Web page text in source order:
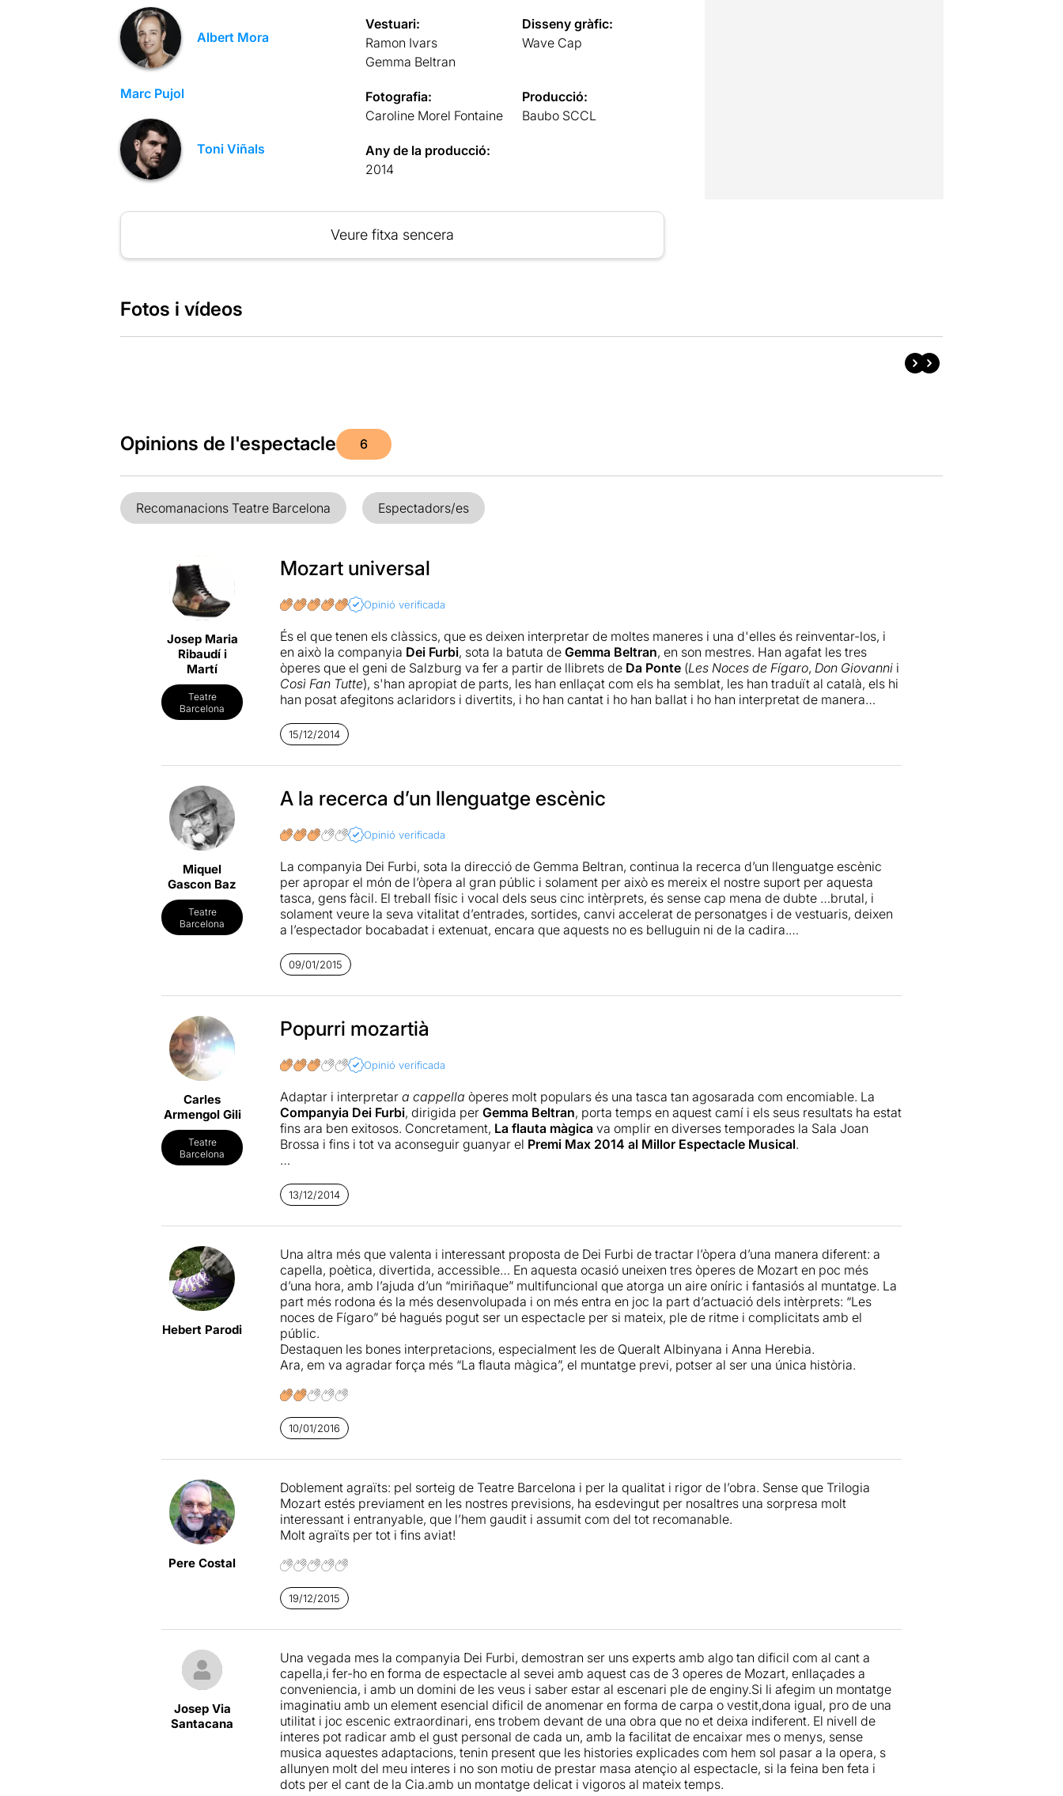
Albert Mora
Marc Pujol
Toni Viñals
Vestuari:
Ramon Ivars
Gemma Beltran
Disseny gràfic:
Wave Cap
Fotografia:
Caroline Morel Fontaine
Producció:
Baubo SCCL
Any de la producció:
2014
Veure fitxa sencera
Fotos i vídeos
Opinions de l'espectacle 6
Recomanacions Teatre Barcelona Espectadors/es
Josep Maria
Ribaudí i
Martí
Teatre
Barcelona
Mozart universal
Opinió verificada
És el que tenen els clàssics, que es deixen interpretar de moltes maneres i una d'elles és reinventar-los, i
en això la companyia Dei Furbi, sota la batuta de Gemma Beltran, en son mestres. Han agafat les tres
òperes que el geni de Salzburg va fer a partir de llibrets de Da Ponte(Les Noces de Fígaro, Don Giovanni i
Così Fan Tutte), s'han apropiat de parts, les han enllaçat com els ha semblat, les han traduït al català, els hi
han posat afegitons aclaridors i divertits, i ho han cantat i ho han ballat i ho han interpretat de manera
cagui una independència, però la política és una altra mena de teatre.
Llegiu-ne més.
15/12/2014
Miquel
Gascon Baz
Teatre
Barcelona
A la recerca d’un llenguatge escènic
Opinió verificada
La companyia Dei Furbi, sota la direcció de Gemma Beltran, continua la recerca d’un llenguatge escènic
per apropar el món de l’òpera al gran públic i solament per això es mereix el nostre suport per aquesta
tasca, gens fàcil. El treball físic i vocal dels seus cinc intèrprets, és sense cap mena de dubte …brutal, i
solament veure la seva vitalitat d’entrades, sortides, canvi accelerat de personatges i de vestuaris, deixen
a l’espectador bocabadat i extenuat, encara que aquests no es belluguin ni de la cadira.
Malauradament el que menys em va agradar va ser l’espectacle en si. La resta de la meva crónica
09/01/2015
Carles
Armengol Gili
Teatre
Barcelona
Popurri mozartià
Opinió verificada
Adaptar i interpretar a cappella òperes molt populars és una tasca tan agosarada com encomiable. La
Companyia Dei Furbi, dirigida per Gemma Beltran, porta temps en aquest camí i els seus resultats ha estat
fins ara ben exitosos. Concretament, La flauta màgica va omplir en diverses temporades la Sala Joan
Brossa i fins i tot va aconseguir guanyar el Premi Max 2014 al Millor Espectacle Musical.
òperes deMozart
compondre sobre llibrets de Lorenzo Da Ponte, que molts han intentat agrupar com a trilogia tot i que
Giovanniés d'una complexitat musical i d'un pès argumental molt més sòlids que els deCosi fan tuttei
s'acaba trencant molt aviat. El resultat final és un popurri mozartià farcit de moments enginyosos i divertits,
entre els que destaca el repàs argumental sencer a Les noces de Figaro.
Tot i aquesta sensació de retalls que es percep mentre es contempla l'espectacle, cal reconèixer un
magnífic i exigent treball de tot l'equip artístic. I per últim, ressaltar una qüestió gens trivial: la infinitat de
recursos que dóna la faldilla escenogràfica ideada per
13/12/2014
Hebert Parodi
Una altra més que valenta i interessant proposta de Dei Furbi de tractar l’òpera d’una manera diferent: a
capella, poètica, divertida, accessible… En aquesta ocasió uneixen tres òperes de Mozart en poc més
d’una hora, amb l’ajuda d’un “miriñaque” multifuncional que atorga un aire oníric i fantasiós al muntatge. La
part més rodona és la més desenvolupada i on més entra en joc la part d’actuació dels intèrprets: “Les
noces de Fígaro” bé hagués pogut ser un espectacle per si mateix, ple de ritme i complicitats amb el
públic.
Destaquen les bones interpretacions, especialment les de Queralt Albinyana i Anna Herebia.
Ara, em va agradar força més “La flauta màgica”, el muntatge previ, potser al ser una única història.
10/01/2016
Pere Costal
Doblement agraïts: pel sorteig de Teatre Barcelona i per la qualitat i rigor de l’obra. Sense que Trilogia
Mozart estés previament en les nostres previsions, ha esdevingut per nosaltres una sorpresa molt
interessant i entranyable, que l’hem gaudit i assumit com del tot recomanable.
Molt agraïts per tot i fins aviat!
19/12/2015
Josep Via
Santacana
Una vegada mes la companyia Dei Furbi, demostran ser uns experts amb algo tan dificil com al cant a
capella,i fer-ho en forma de espectacle al sevei amb aquest cas de 3 operes de Mozart, enllaçades a
conveniencia, i amb un domini de les veus i saber estar al escenari ple de enginy.Si li afegim un montatge
imaginatiu amb un element esencial dificil de anomenar en forma de carpa o vestit,dona igual, pro de una
utilitat i joc escenic extraordinari, ens trobem devant de una obra que no et deixa indiferent. El nivell de
interes pot radicar amb el gust personal de cada un, amb la facilitat de encaixar mes o menys, sense
musica aquestes adaptacions, tenin present que les histories explicades com hem sol pasar a la opera, s
allunyen molt del meu interes i no son motiu de prestar masa atençio al espectacle, si la feina ben feta i
dots per el cant de la Cia.amb un montatge delicat i vigoros al mateix temps.